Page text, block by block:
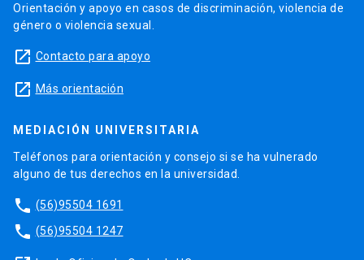
Orientación y apoyo en casos de discriminación, violencia de
género o violencia sexual.
launch Contacto para apoyo
launch Más orientación
MEDIACIÓN UNIVERSITARIA
Teléfonos para orientación y consejo si se ha vulnerado
alguno de tus derechos en la universidad.
phone (56)95504 1691
phone (56)95504 1247